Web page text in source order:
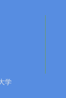
学